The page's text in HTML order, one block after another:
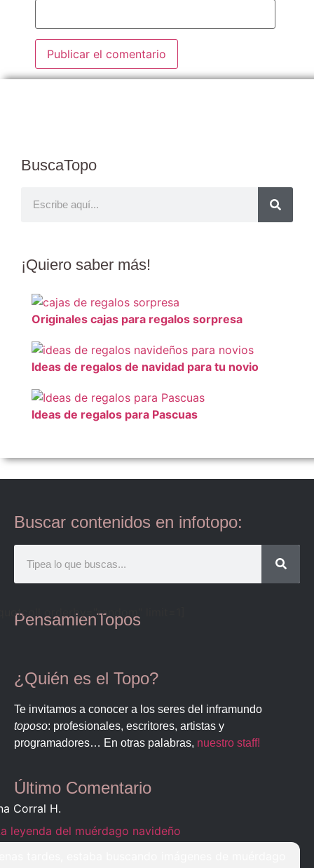
BuscaTopo
¡Quiero saber más!
Originales cajas para regalos sorpresa
Ideas de regalos de navidad para tu novio
Ideas de regalos para Pascuas
Buscar contenidos en infotopo:
PensamienTopos
orderby="random" limit=1]
¿Quién es el Topo?
Te invitamos a conocer a los seres del inframundo
toposo: profesionales, escritores, artistas y
programadores… En otras palabras, nuestro staff!
Último Comentario
Corral H.
leyenda del muérdago navideño